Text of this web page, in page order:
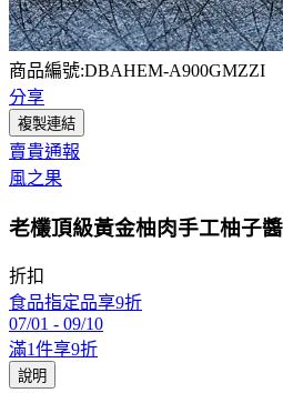
商品編號:DBAHEM-A900GMZZI
分享
複製連結
賣貴通報
風之果
老欉頂級黃金柚肉手工柚子
折扣
食品指定品享9折
07/01 - 09/10
滿1件享9折
說明